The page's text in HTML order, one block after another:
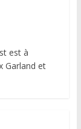
est à
Garland et